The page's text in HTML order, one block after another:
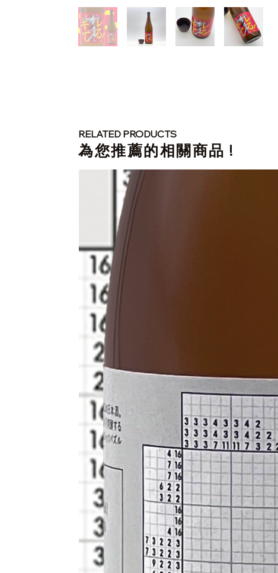
RELATED PRODUCTS
​為您推薦的相關商品 !